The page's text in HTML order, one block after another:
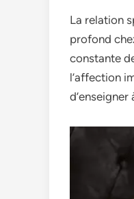
La relation
profond
constante
l’affection
d’enseigner